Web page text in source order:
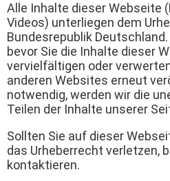
Alle Inhalte dieser Webseite
Videos) unterliegen dem
Bundesrepublik
bevor Sie die Inhalte dieser
vervielfältigen oder
anderen Websites erneut
notwendig, werden wir die
Teilen der Inhalte unserer
Sollten Sie auf dieser
das Urheberrecht verletzen,
kontaktieren.